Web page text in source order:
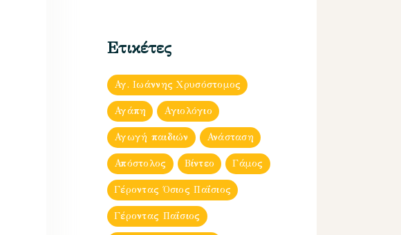
Ετικέτες
Αγ. Ιωάννης Χρυσόστομος
Αγάπη Αγιολόγιο
Αγωγή παιδιών Ανάσταση
Απόστολος Βίντεο Γάμος
Γέροντας Όσιος Παΐσιος
Γέροντας Παΐσιος